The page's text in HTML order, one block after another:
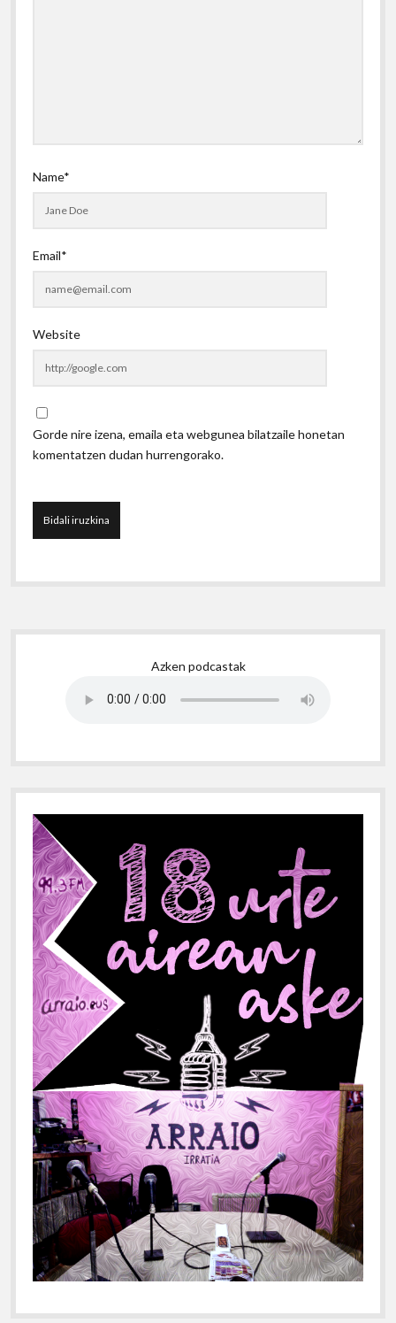
Name*
Email*
Website
Gorde nire izena, emaila eta webgunea bilatzaile honetan
komentatzen dudan hurrengorako.
Sidebar
Azken podcastak